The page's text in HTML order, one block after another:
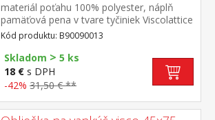
materiál poťahu 100% polyester, náplň
pamäťová pena v tvare tyčiniek Viscolattice
MEMORY termosenzitívny, tvarová pamäť,
elegantne prešitý poťah s ALOE
VERA prateľný do 30 °C
Kód produktu: B90090013
Skladom > 5 ks
18 € s DPH
-42% 31,50 € **